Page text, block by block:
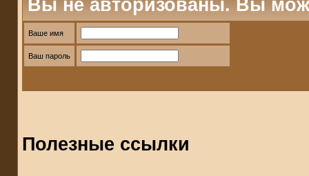
Вы не авторизованы. Вы
Ваше имя
Ваш пароль
Полезные ссылки